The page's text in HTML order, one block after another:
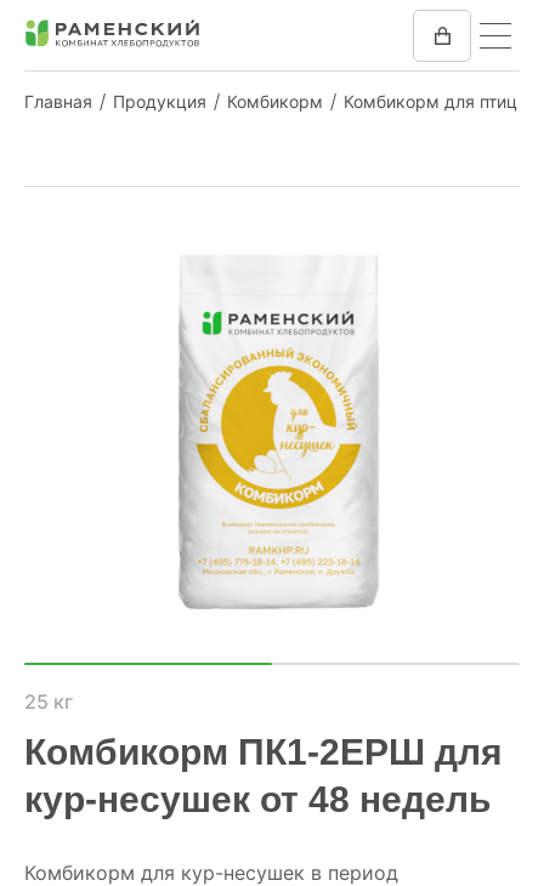
Главная Продукция Комбикорм Комбикорм для птиц
25 кг
Комбикорм ПК1-2ЕРШ для
кур-несушек от 48 недель
Комбикорм для кур-несушек в период
ПРАЙС
ГДЕ КУПИТЬ
КОНТАКТЫ